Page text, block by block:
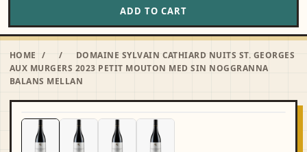
ADD TO CART
HOME / /
DOMAINE SYLVAIN CATHIARD NUITS ST. GEORGES
AUX MURGERS 2023 PETIT MOUTON MED SIN NOGGRANNA
BALANS MELLAN